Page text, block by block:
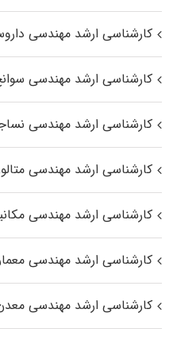
کارشناسی ارشد مهندسی
کارشناسی ارشد مهندسی
کارشناسی ارشد مهندسی
کارشناسی ارشد مهندسی
کارشناسی ارشد مهندسی
کارشناسی ارشد مهندسی
کارشناسی ارشد مهندسی